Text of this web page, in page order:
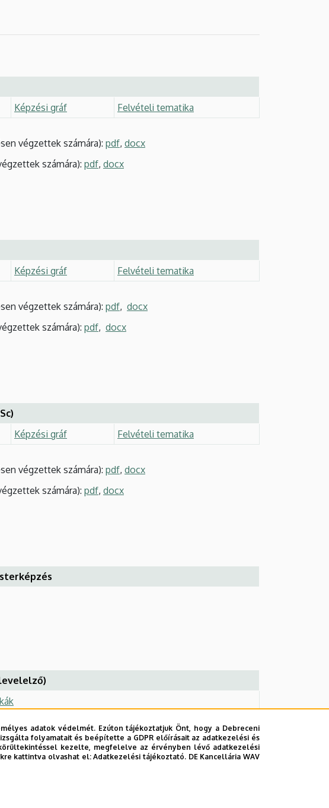
Képzési gráf Felvételi tematika
végzettek számára): pdf, docx
számára): pdf, docx
Képzési gráf Felvételi tematika
végzettek számára): pdf, docx
számára): pdf, docx
Képzési gráf Felvételi tematika
végzettek számára): pdf, docx
számára): pdf, docx
adatok védelmét. Ezúton tájékoztatjuk Önt, hogy a Debreceni
folyamatait és beépítette a GDPR előírásait az adatkezelési és
kezelte, megfelelve az érvényben lévő adatkezelési
kattintva olvashat el:Adatkezelési tájékoztató. DE Kancellária WAV